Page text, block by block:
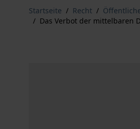
Startseite / Recht /
/ Das Verbot der mittelbaren